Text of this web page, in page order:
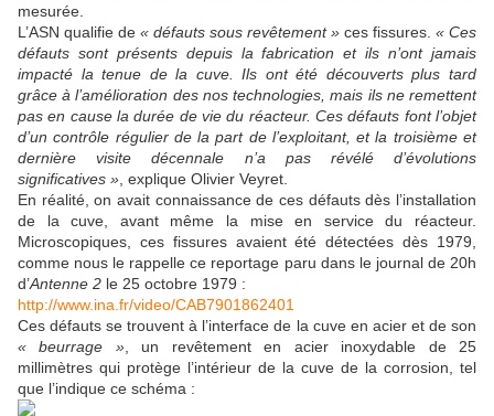
mesurée.
L’ASN qualifie de « défauts sous revêtement » ces fissures. « Ces
défauts sont présents depuis la fabrication et ils n’ont jamais
impacté la tenue de la cuve. Ils ont été découverts plus tard
grâce à l’amélioration des nos technologies, mais ils ne remettent
pas en cause la durée de vie du réacteur. Ces défauts font l’objet
d’un contrôle régulier de la part de l’exploitant, et la troisième et
dernière visite décennale n’a pas révélé d’évolutions
significatives » , explique Olivier Veyret.
En réalité, on avait connaissance de ces défauts dès l’installation
de la cuve, avant même la mise en service du réacteur.
Microscopiques, ces fissures avaient été détectées dès 1979,
comme nous le rappelle ce reportage paru dans le journal de 20h
d’Antenne 2 le 25 octobre 1979 :
http://www.ina.fr/video/CAB7901862401
Ces défauts se trouvent à l’interface de la cuve en acier et de son
« beurrage », un revêtement en acier inoxydable de 25
millimètres qui protège l’intérieur de la cuve de la corrosion, tel
que l’indique ce schéma :